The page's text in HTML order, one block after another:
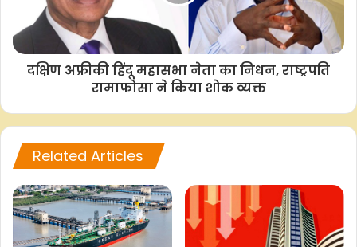
–आईएएनएस
एबीएस/एबीएम
a
c
e
b
o
h
a
t
s
A
w
i
t
t
e
o
p
y
L
i
h
r
e
दक्षिण अफ्रीकी हिंदू महासभा नेता का निधन, राष्ट्रपति
रामाफोसा ने किया शोक व्यक्त
Related Articles